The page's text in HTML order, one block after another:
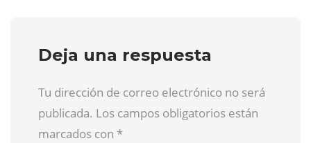
Deja una respuesta
Tu dirección de correo electrónico no será
publicada. Los campos obligatorios están
marcados con *